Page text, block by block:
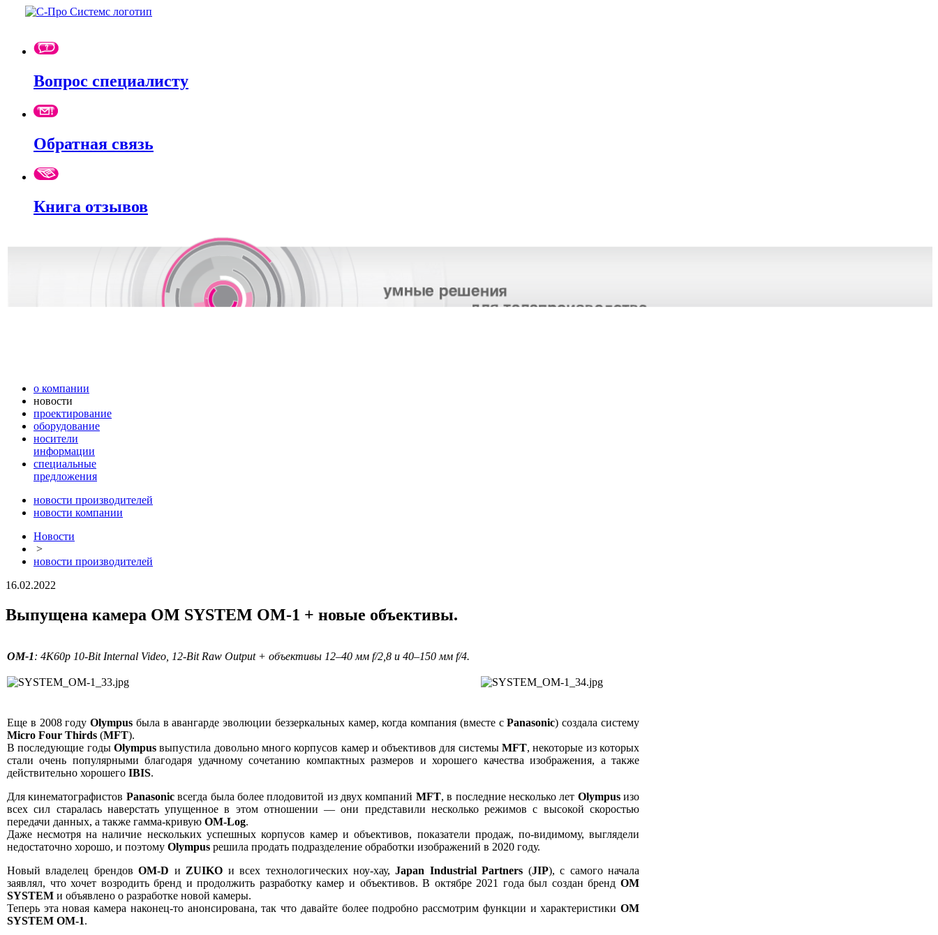
Вопрос специалисту
Обратная связь
Книга отзывов
о компании
новости
проектирование
оборудование
носители
информации
специальные
предложения
новости производителей
новости компании
Новости
>
новости производителей
16.02.2022
Выпущена камера OM SYSTEM OM-1 + новые объективы.
OM-1: 4K60p 10-Bit Internal Video, 12-Bit Raw Output + объективы 12–40 мм f/2,8 и 40–150 мм f/4.
Еще в 2008 годуOlympus была в авангарде эволюции беззеркальных камер, когда компания (вместе сPanasonic) создала систему
Micro Four Thirds (MFT).
В последующие годы Olympusвыпустила довольно много корпусов камер и объективов для системыMFT, некоторые из которых
стали очень популярными благодаря удачному сочетанию компактных размеров и хорошего качества изображения, а также
действительно хорошего IBIS.
Для кинематографистов Panasonicвсегда была более плодовитой из двух компаний MFT, в последние несколько лет Olympusизо
всех сил старалась наверстать упущенное в этом отношении — они представили несколько режимов с высокой скоростью
передачи данных, а также гамма-кривую OM-Log.
Даже несмотря на наличие нескольких успешных корпусов камер и объективов, показатели продаж, по-видимому, выглядели
недостаточно хорошо, и поэтому Olympus решила продать подразделение обработки изображений в 2020 году.
Новый владелец брендовOM-D иZUIKO и всех технологических ноу-хау,Japan Industrial Partners (JIP), с самого начала
заявлял, что хочет возродить бренд и продолжить разработку камер и объективов. В октябре 2021 года был создан бренд OM
SYSTEM и объявлено о разработке новой камеры.
Теперь эта новая камера наконец-то анонсирована, так что давайте более подробно рассмотрим функции и характеристики OM
SYSTEM OM-1.